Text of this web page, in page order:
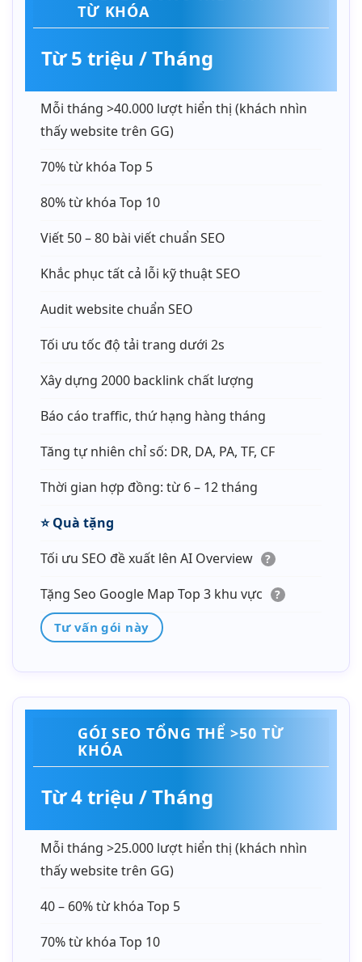
TỪ KHÓA
Từ 5 triệu / Tháng
Mỗi tháng >40.000 lượt hiển thị (khách nhìn
thấy website trên GG)
70% từ khóa Top 5
80% từ khóa Top 10
Viết 50 – 80 bài viết chuẩn SEO
Khắc phục tất cả lỗi kỹ thuật SEO
Audit website chuẩn SEO
Tối ưu tốc độ tải trang dưới 2s
Xây dựng 2000 backlink chất lượng
Báo cáo traffic, thứ hạng hàng tháng
Tăng tự nhiên chỉ số: DR, DA, PA, TF, CF
Thời gian hợp đồng: từ 6 – 12 tháng
⭐️Quà tặng
Tối ưu SEO đề xuất lên AI Overview
?
Tặng Seo Google Map Top 3 khu vực ?
Tư vấn gói này
GÓI SEO TỔNG THỂ >50 TỪ
KHÓA
Từ 4 triệu / Tháng
Mỗi tháng >25.000 lượt hiển thị (khách nhìn
thấy website trên GG)
40 – 60% từ khóa Top 5
70% từ khóa Top 10